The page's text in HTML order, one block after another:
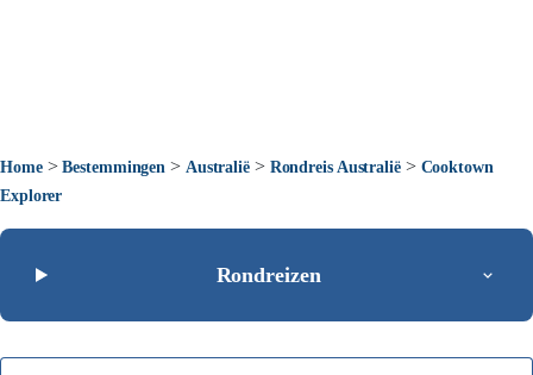
Home>Bestemmingen > Australië> Rondreis Australië> Cooktown
Explorer
Rondreizen